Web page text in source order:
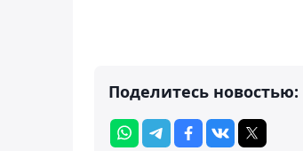
Поделитесь новостью: